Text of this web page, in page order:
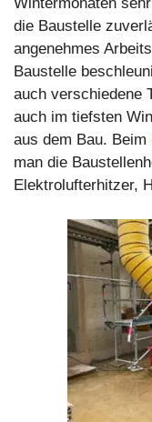
die Baustelle
angenehmes
Baustelle
auch verschiedene
auch im tiefsten
aus dem Bau. Beim
man die
Elektrolufterhitzer,